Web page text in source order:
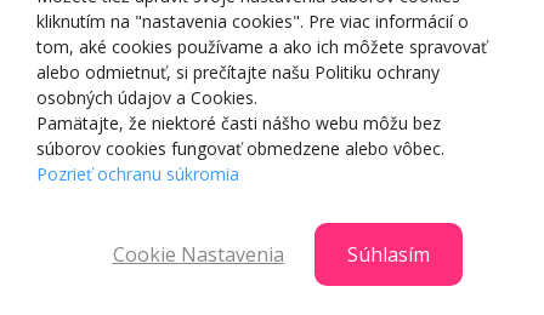
ZÁKAZNÍCKA ZÓNA
NAŠE OCENENIA
© 2025 Smartshop
kliknutím na "nastavenia cookies". Pre viac informácií o
tom, aké cookies používame a ako ich môžete spravovať
alebo odmietnuť, si prečítajte našu Politiku ochrany
osobných údajov a Cookies.
Pamätajte, že niektoré časti nášho webu môžu bez
súborov cookies fungovať obmedzene alebo vôbec.
Pozrieť ochranu súkromia
Cookie Nastavenia Súhlasím